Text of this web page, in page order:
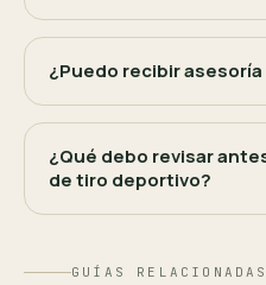
¿Puedo recibir
¿Qué debo revisar
de tiro deportivo?
GUÍAS RELACIONADAS